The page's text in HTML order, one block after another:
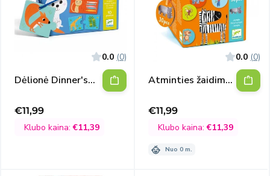
0.0 (0)
Dėlionė Dinner's
Išpardavimo
kaina
€11,99
Klubo kaina:€11,39
0.0 (0)
Atminties žaidimas
Išpardavimo
kaina
€11,99
Klubo kaina:€11,39
Nuo 0 m.